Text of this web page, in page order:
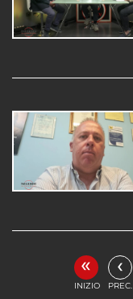
«
INIZIO
‹
PREC.